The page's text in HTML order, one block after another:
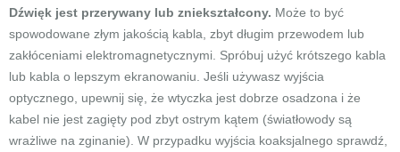
Dźwięk jest przerywany lub zniekształcony. Może to być
spowodowane złym jakością kabla, zbyt długim przewodem lub
zakłóceniami elektromagnetycznymi. Spróbuj użyć krótszego kabla
lub kabla o lepszym ekranowaniu. Jeśli używasz wyjścia
optycznego, upewnij się, że wtyczka jest dobrze osadzona i że
kabel nie jest zagięty pod zbyt ostrym kątem (światłowody są
wrażliwe na zginanie). W przypadku wyjścia koaksjalnego sprawdź,